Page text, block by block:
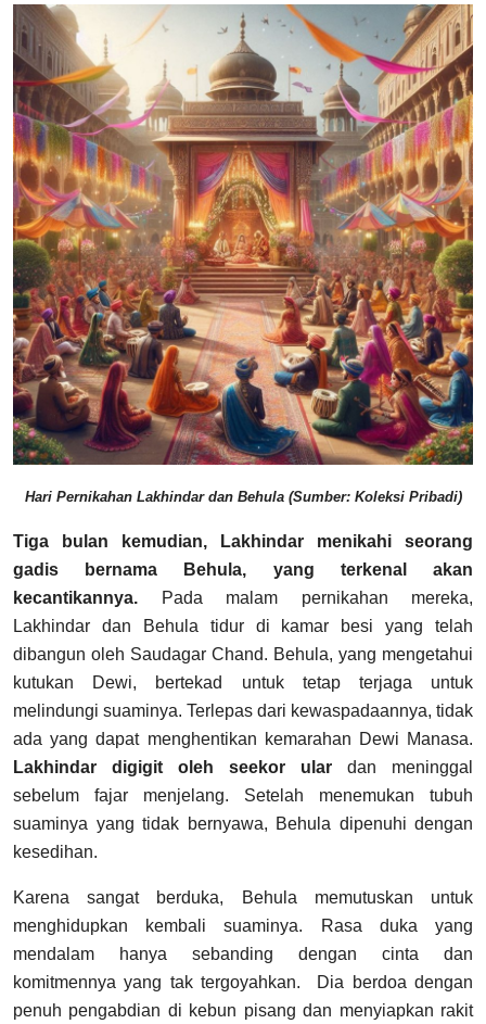
Hari Pernikahan Lakhindar dan Behula (Sumber: Koleksi Pribadi)
Tiga bulan kemudian, Lakhindar menikahi seorang
gadis bernama Behula, yang terkenal akan
kecantikannya. Pada malam pernikahan mereka,
Lakhindar dan Behula tidur di kamar besi yang telah
dibangun oleh Saudagar Chand. Behula, yang mengetahui
kutukan Dewi, bertekad untuk tetap terjaga untuk
melindungi suaminya. Terlepas dari kewaspadaannya, tidak
ada yang dapat menghentikan kemarahan Dewi Manasa.
Lakhindar digigit oleh seekor ular dan meninggal
sebelum fajar menjelang. Setelah menemukan tubuh
suaminya yang tidak bernyawa, Behula dipenuhi dengan
kesedihan.
Karena sangat berduka, Behula memutuskan untuk
menghidupkan kembali suaminya. Rasa duka yang
mendalam hanya sebanding dengan cinta dan
komitmennya yang tak tergoyahkan.
Dia berdoa dengan
penuh pengabdian di kebun pisang dan menyiapkan rakit